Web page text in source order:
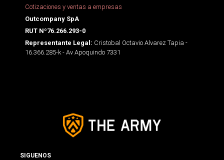
Cotizaciones y ventas a empresas
Outcompany SpA
RUT Nº76.266.293-0
Representante Legal: Cristobal Octavio Alvarez Tapia -
16.366.285-k - Av Apoquindo 7331
SIGUENOS